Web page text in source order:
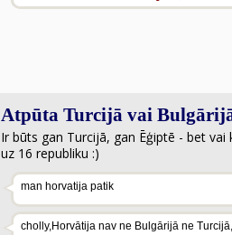
Atpūta Turcijā vai
Ir būts gan Turcijā, gan Ēģiptē - bet
uz 16 republiku :)
man horvatija patik
cholly,Horvātija nav ne Bulgārijā ne